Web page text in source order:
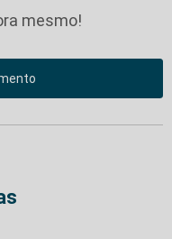
mesmo!